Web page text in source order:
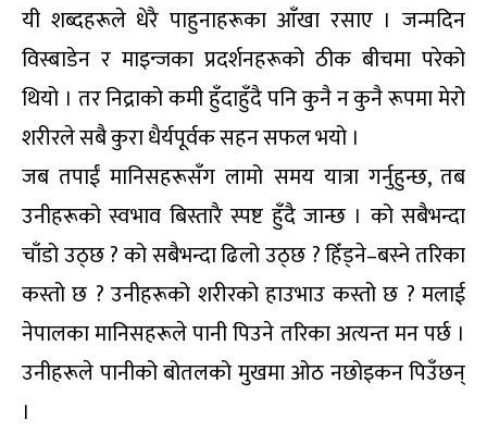
यी शब्दहरूले धेरै पाहुनाहरूका आँखा रसाए । जन्मदिन
विस्बाडेन र माइन्जका प्रदर्शनहरूको ठीक बीचमा परेको
थियो । तर निद्राको कमी हुँदाहुँदै पनि कुनै न कुनै रूपमा मेरो
शरीरले सबै कुरा धैर्यपूर्वक सहन सफल भयो ।
जब तपाईं मानिसहरूसँग लामो समय यात्रा गर्नुहुन्छ, तब
उनीहरूको स्वभाव बिस्तारै स्पष्ट हुँदै जान्छ । को सबैभन्दा
चाँडो उठ्छ ? को सबैभन्दा ढिलो उठ्छ ? हिँड्ने–बस्ने तरिका
कस्तो छ ? उनीहरूको शरीरको हाउभाउ कस्तो छ ? मलाई
नेपालका मानिसहरूले पानी पिउने तरिका अत्यन्त मन पर्छ ।
उनीहरूले पानीको बोतलको मुखमा ओठ नछोइकन पिउँछन्
।